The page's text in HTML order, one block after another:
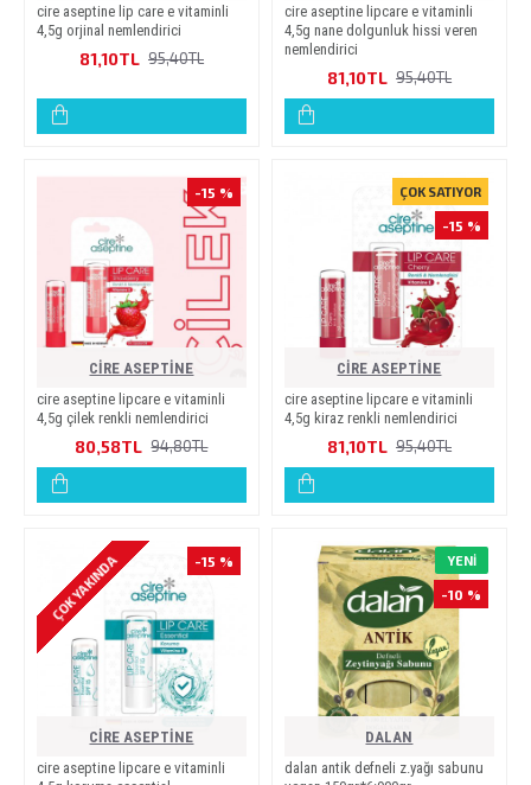
ci̇re asepti̇ne li̇p care e vi̇tami̇nli̇
4,5g orji̇nal nemlendi̇ri̇ci̇
81,10TL 95,40TL
ci̇re asepti̇ne li̇pcare e vi̇tami̇nli̇
4,5g nane dolgunluk hi̇ssi̇ veren
nemlendi̇ri̇ci̇
81,10TL 95,40TL
-15 %
CİRE ASEPTİNE
ci̇re asepti̇ne li̇pcare e vi̇tami̇nli̇
4,5g çi̇lek renkli̇ nemlendi̇ri̇ci̇
80,58TL 94,80TL
ÇOK SATIYOR
-15 %
CİRE ASEPTİNE
ci̇re asepti̇ne li̇pcare e vi̇tami̇nli̇
4,5g ki̇raz renkli̇ nemlendi̇ri̇ci̇
81,10TL 95,40TL
-15 %
ÇOK YAKINDA
CİRE ASEPTİNE
ci̇re asepti̇ne li̇pcare e vi̇tami̇nli̇
YENI
-10 %
DALAN
dalan anti̇k defneli̇ z.yaği sabunu